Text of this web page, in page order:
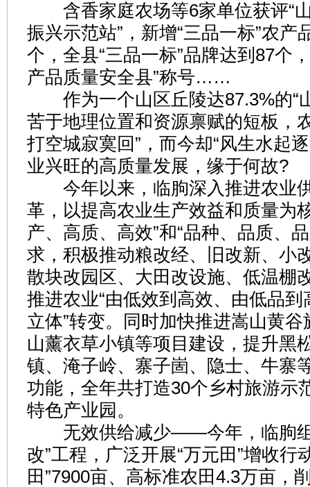
含香家庭农场等6家单位获评“
振兴示范站”，新增“三品一标”农产
个，全县“三品一标”品牌达到87个
产品质量安全县”称号……
作为一个山区丘陵达87.3%的“
苦于地理位置和资源禀赋的短板，
打空城寂寞回”，而今却“风生水起
业兴旺的高质量发展，缘于何故?
今年以来，临朐深入推进农业
革，以提高农业生产效益和质量为
产、高质、高效”和“品种、品质、
求，积极推动粮改经、旧改新、小
散块改园区、大田改设施、低温棚
推进农业“由低效到高效、由低品
立体”转变。同时加快推进嵩山黄
山薰衣草小镇等项目建设，提升黑
镇、淹子岭、寨子崮、隐士、牛寨
功能，全年共打造30个乡村旅游示
特色产业园。
无效供给减少——今年，临朐组
改”工程，广泛开展“万元田”增收行
田”7900亩、高标准农田4.3万亩，